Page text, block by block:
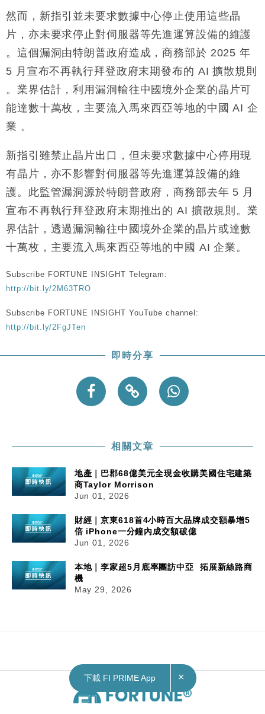
然而，新指引並未要求數據中心停止使用這些晶
片，亦未要求停止對伺服器等先進運算設備的維護
。這個漏洞由特朗普政府造成，商務部於 2025 年
5 月宣布不再執行拜登政府末期發布的 AI 擴散規則
。業界估計，利用漏洞輸往中國境外企業的晶片可
能達數十萬枚，主要流入馬來西亞等地的中國 AI 企
業 。
新指引雖禁止晶片出口，但未要求數據中心停用現
有晶片，亦不影響對伺服器等先進運算設備的維
護。此監管漏洞源於特朗普政府，商務部去年 5 月
宣布不再執行拜登政府末期推出的 AI 擴散規則。業
界估計，透過漏洞輸往中國境外企業的晶片或達數
十萬枚，主要流入馬來西亞等地的中國 AI 企業。
Subscribe FORTUNE INSIGHT Telegram:
http://bit.ly/2M63TRO
Subscribe FORTUNE INSIGHT YouTube channel:
http://bit.ly/2FgJTen
即時分享
相關文章
地產｜巴郡68億美元全現金收購美國住宅建築
商Taylor Morrison
Jun 01, 2026
財經｜京東618首4小時百大品牌成交額暴增5
倍 iPhone一分鐘內成交額破億
Jun 01, 2026
本地｜李家超5月底率團訪中亞 拓展新絲路商
機
May 29, 2026
下載 FI PRIME App ×